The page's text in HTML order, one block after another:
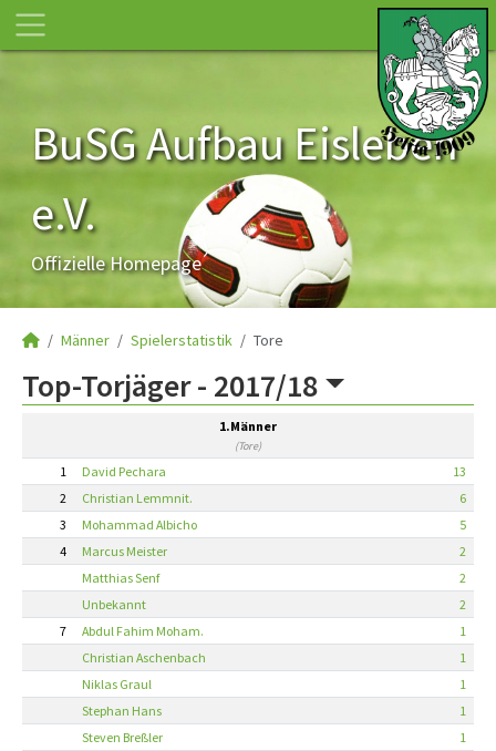
BuSG Aufbau Eisleben
e.V.
Offizielle Homepage
Männer Spielerstatistik Tore
Top-Torjäger - 2017/18
1.Männer
(Tore)
1 David Pechara
13
2
Christian Lemmnit.
6
3
Mohammad Albicho
5
4
Marcus Meister
2
Matthias Senf
2
Unbekannt
2
7
Abdul Fahim Moham.
1
Christian Aschenbach
1
Niklas Graul
1
Stephan Hans
1
Steven Breßler
1